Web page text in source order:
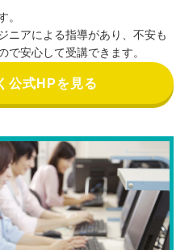
。
ニアによる指導があり、不安も
で安心して受講できます。
公式HPを見る